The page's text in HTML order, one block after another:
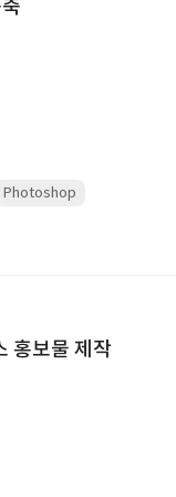
Photoshop
홍보물 제작